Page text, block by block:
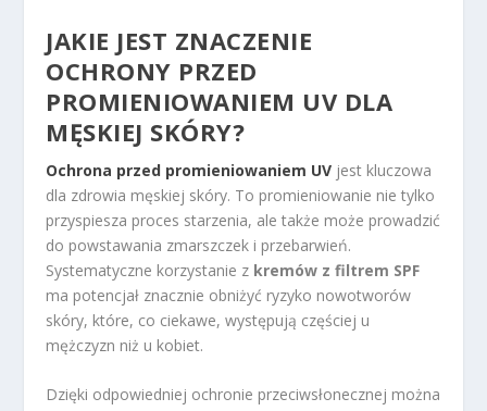
JAKIE JEST ZNACZENIE
OCHRONY PRZED
PROMIENIOWANIEM UV DLA
MĘSKIEJ SKÓRY?
Ochrona przed promieniowaniem UV jest kluczowa
dla zdrowia męskiej skóry. To promieniowanie nie tylko
przyspiesza proces starzenia, ale także może prowadzić
do powstawania zmarszczek i przebarwień.
Systematyczne korzystanie z kremów z filtrem SPF
ma potencjał znacznie obniżyć ryzyko nowotworów
skóry, które, co ciekawe, występują częściej u
mężczyzn niż u kobiet.
Dzięki odpowiedniej ochronie przeciwsłonecznej można